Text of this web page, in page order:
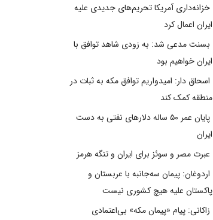
خزانه‌داری آمریکا تحریم‌های جدیدی علیه
ایران اعمال کرد
بسنت مدعی شد: به زودی شاهد توافق با
ایران خواهیم بود
اسحاق دار: امیدواریم توافق مکه به ثبات در
منطقه کمک کند
پایان عمر ۵۰ ساله دلارهای نفتی به دست
ایران
عبرت مصر و سوئز برای ایران و تنگه هرمز
اردوغان: پیمان سه‌جانبه با عربستان و
پاکستان علیه هیچ کشوری نیست
زاکانی: پیام «پیمان مکه» بی‌اعتمادی